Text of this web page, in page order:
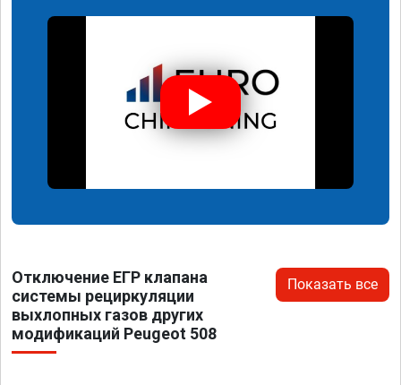
Отключение ЕГР клапана
системы рециркуляции
выхлопных газов других
модификаций Peugeot 508
Показать все